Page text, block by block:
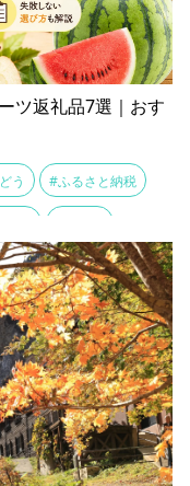
ツ返礼品7選｜おす
う #ふるさと納税
形市 #新庄市
市